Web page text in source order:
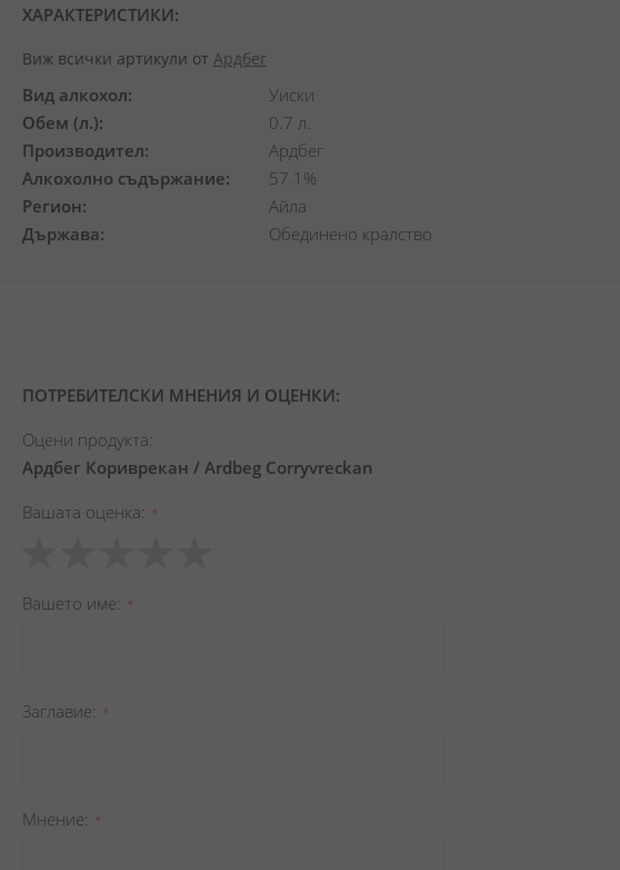
ХАРАКТЕРИСТИКИ:
Виж всички артикули от Ардбег
Вид алкохол
Уиски
Обем (л.)
0.7 л.
Производител
Ардбег
Алкохолно съдържание
57.1%
Регион
Айла
Държава
Обединено кралство
ПОТРЕБИТЕЛСКИ МНЕНИЯ И ОЦЕНКИ:
Оцени продукта:
Ардбег Кориврекан / Ardbeg Corryvreckan
Вашата оценка
star
stars
stars
stars
stars
Вашето име
Заглавиe
Мнение